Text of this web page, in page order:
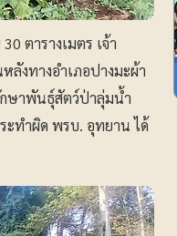
ตารางเมตร เจ้า
ลังทางอำเภอปางมะผ้า
กษาพันธุ์สัตว์ป่าลุ่มน้ำ
ะทำผิด พรบ. อุทยาน ได้